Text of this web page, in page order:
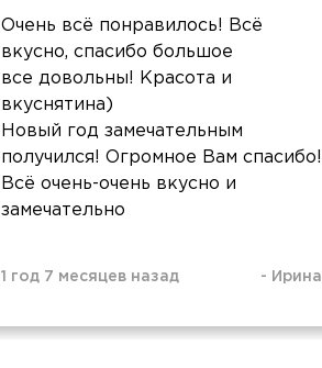
Очень всё понравилось! Всё
вкусно, спасибо большое
все довольны! Красота и
вкуснятина)
Новый год замечательным
получился! Огромное Вам спасибо!
Всё очень-очень вкусно и
замечательно
1 год 7 месяцев назад - Ирина